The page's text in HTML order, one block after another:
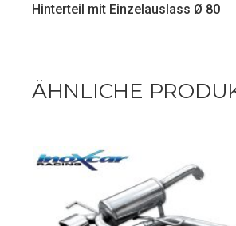
Hinterteil mit Einzelauslass Ø 80
ÄHNLICHE